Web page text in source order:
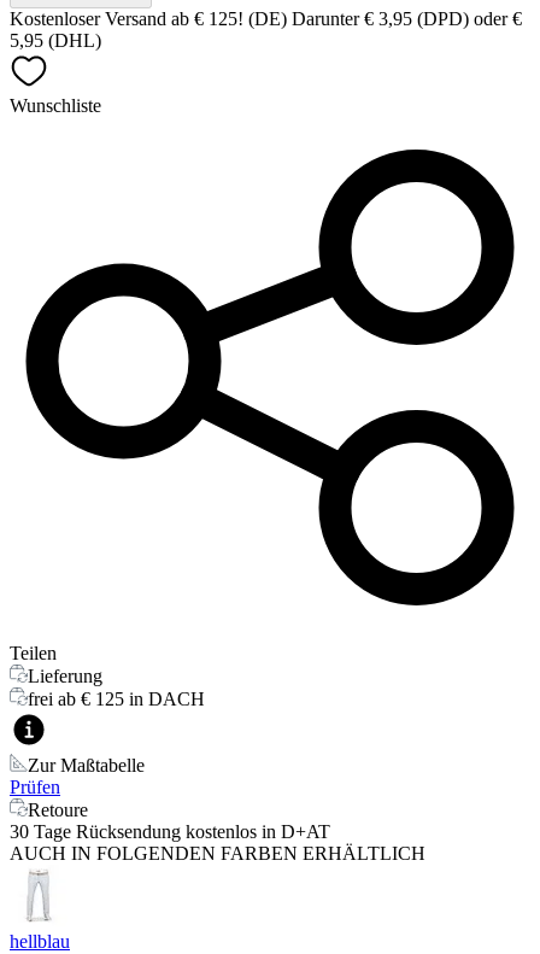
Kostenloser Versand ab € 125! (DE) Darunter € 3,95 (DPD) oder €
5,95 (DHL)
Wunschliste
Teilen
Lieferung
frei ab € 125 in DACH
Zur Maßtabelle
Prüfen
Retoure
30 Tage Rücksendung kostenlos in D+AT
AUCH IN FOLGENDEN FARBEN ERHÄLTLICH
hellblau